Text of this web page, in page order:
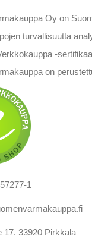
Oy on
turvallisuutta
-
on
1
17, 33920 Pirkkala